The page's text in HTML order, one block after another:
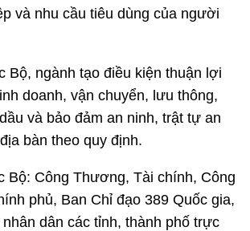
và nhu cầu tiêu dùng của người
Bộ, ngành tạo điều kiện thuận lợi
doanh, vận chuyển, lưu thông,
và bảo đảm an ninh, trật tự an
bàn theo quy định.
Bộ: Công Thương, Tài chính, Công
phủ, Ban Chỉ đạo 389 Quốc gia,
dân các tỉnh, thành phố trực